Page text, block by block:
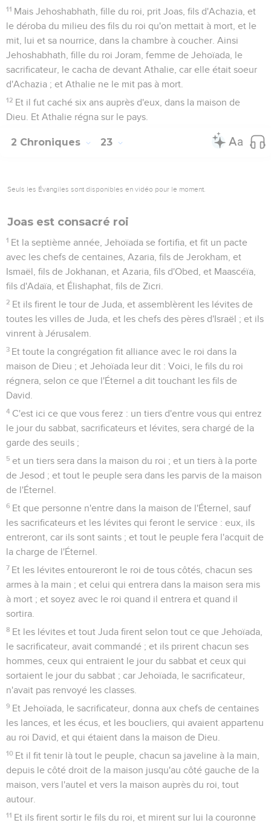
11 Mais Jehoshabhath, fille du roi, prit Joas, fils d'Achazia, et
le déroba du milieu des fils du roi qu'on mettait à mort, et le
mit, lui et sa nourrice, dans la chambre à coucher. Ainsi
Jehoshabhath, fille du roi Joram, femme de Jehoïada, le
sacrificateur, le cacha de devant Athalie, car elle était soeur
d'Achazia ; et Athalie ne le mit pas à mort.
12 Et il fut caché six ans auprès d'eux, dans la maison de
Dieu. Et Athalie régna sur le pays.
2 Chroniques 23
Seuls les Évangiles sont disponibles en vidéo pour le moment.
Joas est consacré roi
1 Et la septième année, Jehoïada se fortifia, et fit un pacte
avec les chefs de centaines, Azaria, fils de Jerokham, et
Ismaël, fils de Jokhanan, et Azaria, fils d'Obed, et Maascéïa,
fils d'Adaïa, et Élishaphat, fils de Zicri.
2 Et ils firent le tour de Juda, et assemblèrent les lévites de
toutes les villes de Juda, et les chefs des pères d'Israël ; et ils
vinrent à Jérusalem.
3 Et toute la congrégation fit alliance avec le roi dans la
maison de Dieu ; et Jehoïada leur dit : Voici, le fils du roi
régnera, selon ce que l'Éternel a dit touchant les fils de
David.
4 C'est ici ce que vous ferez : un tiers d'entre vous qui entrez
le jour du sabbat, sacrificateurs et lévites, sera chargé de la
garde des seuils ;
5 et un tiers sera dans la maison du roi ; et un tiers à la porte
de Jesod ; et tout le peuple sera dans les parvis de la maison
de l'Éternel.
6 Et que personne n'entre dans la maison de l'Éternel, sauf
les sacrificateurs et les lévites qui feront le service : eux, ils
entreront, car ils sont saints ; et tout le peuple fera l'acquit de
la charge de l'Éternel.
7 Et les lévites entoureront le roi de tous côtés, chacun ses
armes à la main ; et celui qui entrera dans la maison sera mis
à mort ; et soyez avec le roi quand il entrera et quand il
sortira.
8 Et les lévites et tout Juda firent selon tout ce que Jehoïada,
le sacrificateur, avait commandé ; et ils prirent chacun ses
hommes, ceux qui entraient le jour du sabbat et ceux qui
sortaient le jour du sabbat ; car Jehoïada, le sacrificateur,
n'avait pas renvoyé les classes.
9 Et Jehoïada, le sacrificateur, donna aux chefs de centaines
les lances, et les écus, et les boucliers, qui avaient appartenu
au roi David, et qui étaient dans la maison de Dieu.
10 Et il fit tenir là tout le peuple, chacun sa javeline à la main,
depuis le côté droit de la maison jusqu'au côté gauche de la
maison, vers l'autel et vers la maison auprès du roi, tout
autour.
11 Et ils firent sortir le fils du roi, et mirent sur lui la couronne